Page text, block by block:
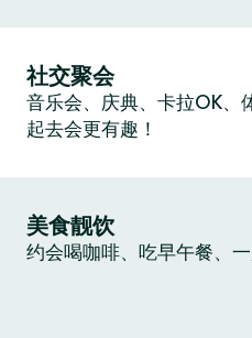
社交聚会
音乐会、庆典、卡拉OK、
起去会更有趣！
美食靓饮
约会喝咖啡、吃早午餐、